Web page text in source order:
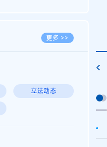
更多 >>
立法动态